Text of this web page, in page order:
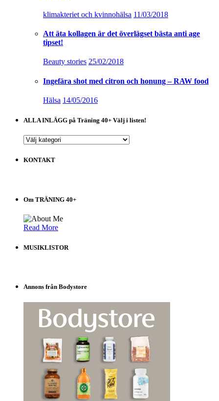
klimakteriet och kvinnohälsa 11/03/2018
Att äta kollagen är det överlägset bästa anti age
tipset!
Beauty stories 25/02/2018
Ingefära shot med citron och honung – RAW food
Hälsa 14/05/2016
ALLA INLÄGG på Träning 40+ Välj i listen!
ALLA
på
listen!
KONTAKT
Om TRÄNING 40+
Read More
MUSIKLISTOR
Annons från Bodystore